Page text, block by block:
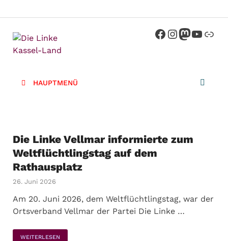
HAUPTMENÜ
Die Linke Vellmar informierte zum
Weltflüchtlingstag auf dem
Rathausplatz
26. Juni 2026
Am 20. Juni 2026, dem Weltflüchtlingstag, war der
Ortsverband Vellmar der Partei Die Linke …
WEITERLESEN